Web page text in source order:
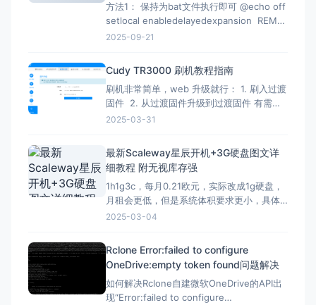
方法1： 保持为bat文件执行即可 @echo off
setlocal enabledelayedexpansion REM
Verify administrator privileges net
2025-09-21
Cudy TR3000 刷机教程指南
刷机非常简单，web 升级就行： 1. 刷入过渡
固件 2. 从过渡固件升级到过渡固件 有需要
刷回原厂固件的记得先备份 FIP 分区！ FIP
（不保留配置）：openwrt-mediatek-
filogic-cudy_tr3000-v1-squas
2025-03-31
最新Scaleway星辰开机+3G硬盘图文详
细教程 附无视库存强
1h1g3c，每月0.21欧元，实际改成1g硬盘，
月租会更低，但是系统体积要求更小，具体
自己测试，方法一样。 星辰Scaleway官网：
先注册一个星辰账号 这里的地址可以
2025-03-04
Rclone Error:failed to configure
OneDrive:empty token found问题解决
如何解决Rclone自建微软OneDrive的API出
现“Error:failed to configure